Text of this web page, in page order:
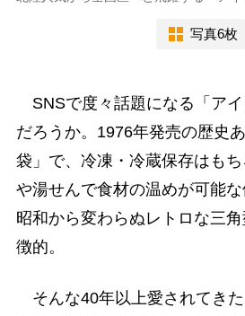
写真6枚
SNSで度々話題になる「ア
だろうか。1976年発売の歴史
袋」で、冷凍・冷蔵保存はも
や湯せんで食材の温めが可能な
昭和から変わらぬレトロな三
徴的。
そんな40年以上愛されてきた